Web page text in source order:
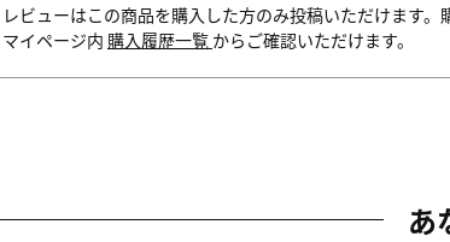
レビューはこの商品を購入した方のみ投稿いただけます。
マイページ内 購入履歴一覧 からご確認いただけます。
あ